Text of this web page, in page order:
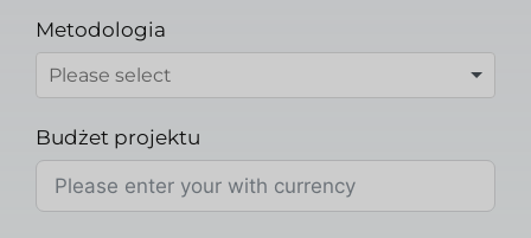
Metodologia
Budżet projektu